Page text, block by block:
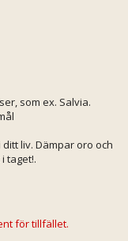
som ex. Salvia.
liv. Dämpar oro och
taget!.
för tillfället.